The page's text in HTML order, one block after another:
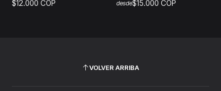
$12.000 COP desde$15.000 COP
VOLVER ARRIBA